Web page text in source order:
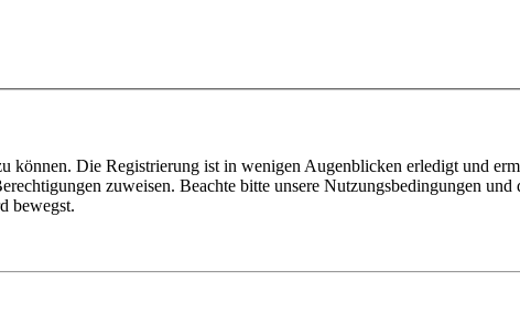
können. Die Registrierung ist in wenigen Augenblicken erledigt und
zuweisen. Beachte bitte unsere Nutzungsbedingungen
bewegst.